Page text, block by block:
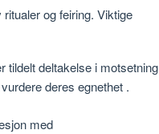
og feiring. Viktige
tildelt deltakelse i motsetning
deres egnethet .
med